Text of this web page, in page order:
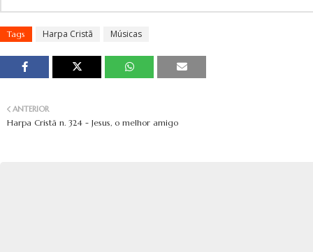
Tags Harpa Cristã Músicas
ANTERIOR
Harpa Cristã n. 324 - Jesus, o melhor amigo